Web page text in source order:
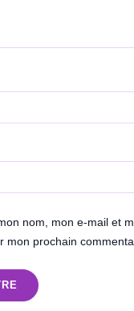
nom, mon e-mail et
mon prochain